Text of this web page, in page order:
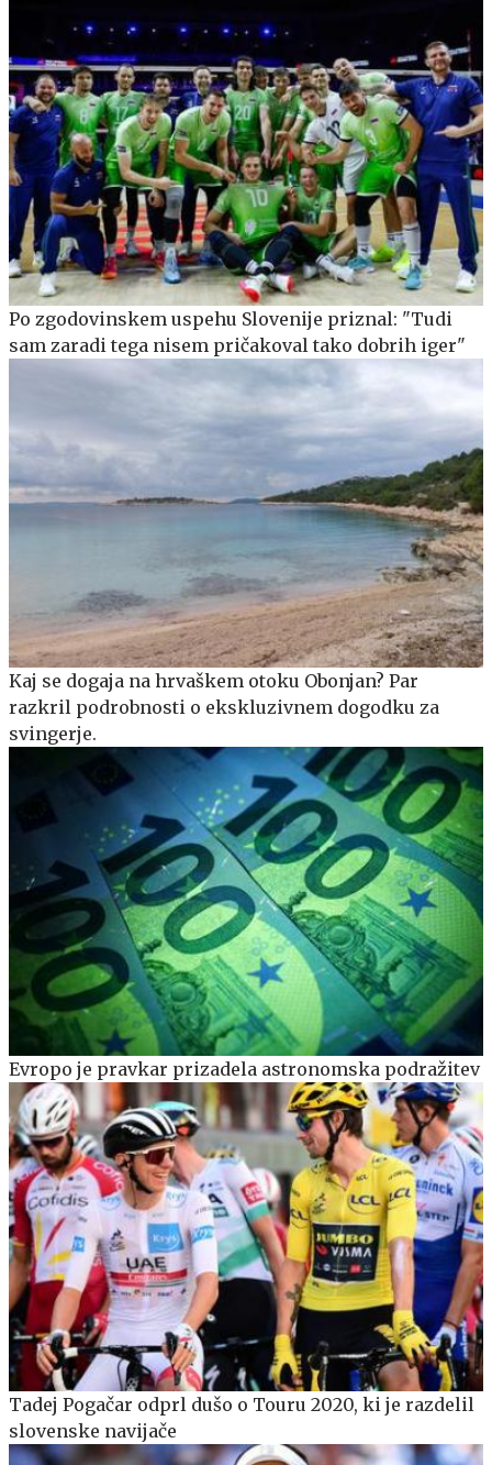
Po zgodovinskem uspehu Slovenije priznal: "Tudi
sam zaradi tega nisem pričakoval tako dobrih iger"
Kaj se dogaja na hrvaškem otoku Obonjan? Par
razkril podrobnosti o ekskluzivnem dogodku za
svingerje.
Evropo je pravkar prizadela astronomska podražitev
Tadej Pogačar odprl dušo o Touru 2020, ki je razdelil
slovenske navijače